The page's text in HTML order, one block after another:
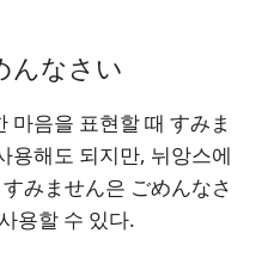
んなさい
마음을 표현할 때 すみま
용해도 되지만, 뉘앙스에
みません은 ごめんなさ
용할 수 있다.